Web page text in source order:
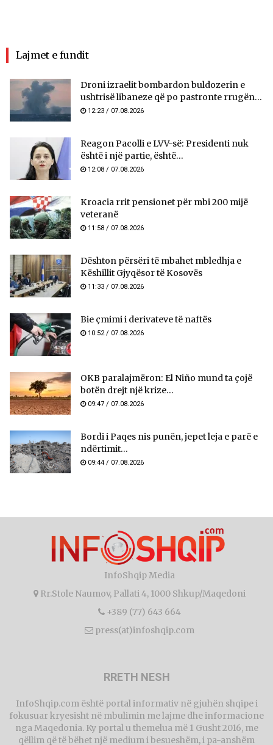
Lajmet e fundit
Droni izraelit bombardon buldozerin e
ushtrisë libaneze që po pastronte rrugën...
12:23 / 07.08.2026
Reagon Pacolli e LVV-së: Presidenti nuk
është i një partie, është...
12:08 / 07.08.2026
Kroacia rrit pensionet për mbi 200 mijë
veteranë
11:58 / 07.08.2026
​Dështon përsëri të mbahet mbledhja e
Këshillit Gjyqësor të Kosovës
11:33 / 07.08.2026
Bie çmimi i derivateve të naftës
10:52 / 07.08.2026
OKB paralajmëron: El Niño mund ta çojë
botën drejt një krize...
09:47 / 07.08.2026
Bordi i Paqes nis punën, jepet leja e parë e
ndërtimit...
09:44 / 07.08.2026
InfoShqip Media
Rr.Stole Naumov, Pallati 4, 1000 Shkup/Maqedoni
+389 (77) 643 664
press(at)infoshqip.com
RRETH NESH
InfoShqip.com është portal informativ në gjuhën shqipe i
fokusuar kryesisht në mbulimin me lajme dhe informacione
nga Maqedonia. Ky portal u themelua më 1 Gusht 2016, me
qëllim që të bëhet një medium i besueshëm, i pa-anshëm